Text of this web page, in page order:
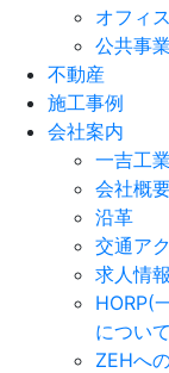
オフィス
公共事
不動産
施工事例
会社案内
一吉工
会社概
沿革
交通ア
求人情報
HORP(
について
ZEHへ